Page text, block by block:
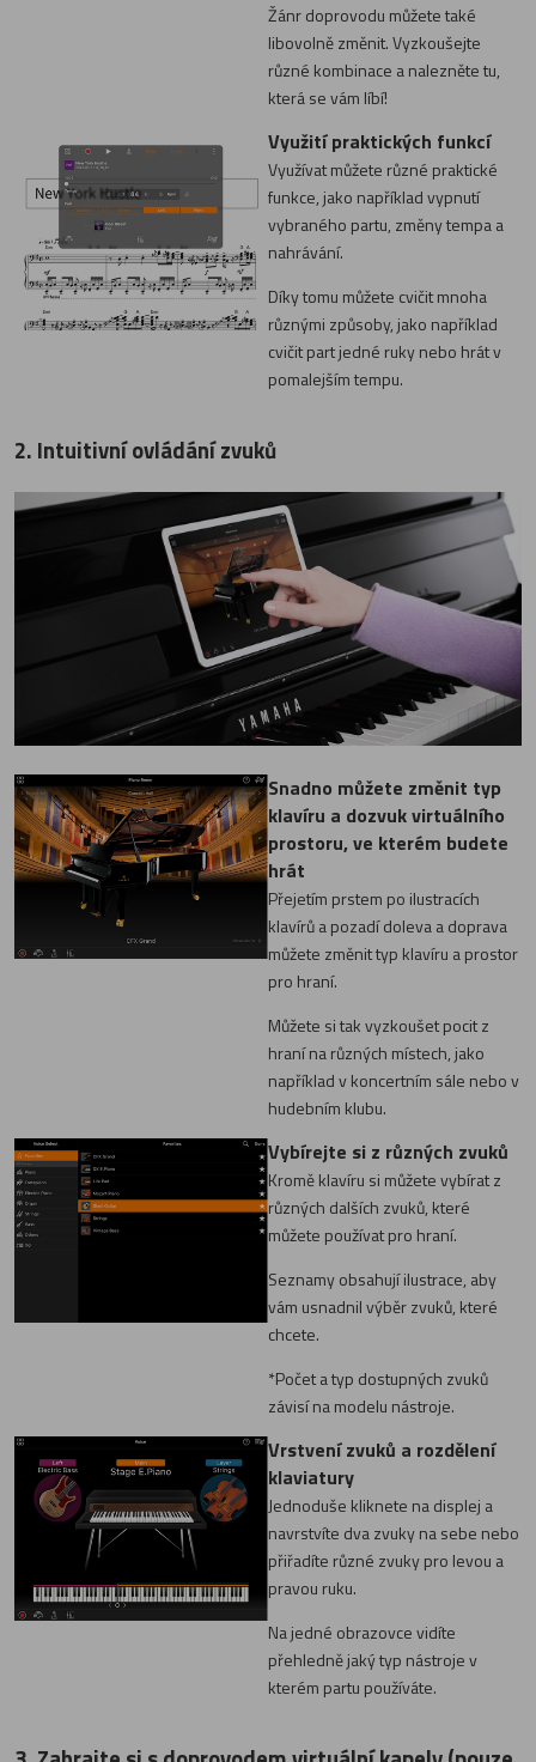
Žánr doprovodu můžete také
libovolně změnit. Vyzkoušejte
různé kombinace a nalezněte tu,
která se vám líbí!
Využití praktických funkcí
Využívat můžete různé praktické
funkce, jako například vypnutí
vybraného partu, změny tempa a
nahrávání.
Díky tomu můžete cvičit mnoha
různými způsoby, jako například
cvičit part jedné ruky nebo hrát v
pomalejším tempu.
2. Intuitivní ovládání zvuků
Snadno můžete změnit typ
klavíru a dozvuk virtuálního
prostoru, ve kterém budete
hrát
Přejetím prstem po ilustracích
klavírů a pozadí doleva a doprava
můžete změnit typ klavíru a prostor
pro hraní.
Můžete si tak vyzkoušet pocit z
hraní na různých místech, jako
například v koncertním sále nebo v
hudebním klubu.
Vybírejte si z různých zvuků
Kromě klavíru si můžete vybírat z
různých dalších zvuků, které
můžete používat pro hraní.
Seznamy obsahují ilustrace, aby
vám usnadnil výběr zvuků, které
chcete.
*Počet a typ dostupných zvuků
závisí na modelu nástroje.
Vrstvení zvuků a rozdělení
klaviatury
Jednoduše kliknete na displej a
navrstvíte dva zvuky na sebe nebo
přiřadíte různé zvuky pro levou a
pravou ruku.
Na jedné obrazovce vidíte
přehledně jaký typ nástroje v
kterém partu používáte.